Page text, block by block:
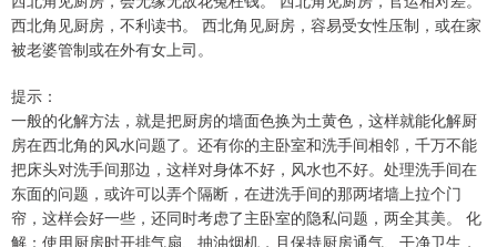
西北角见厨房，不利读书。 西北角见厨房，容易受女性压制，或在家
被老婆管制或在外有女上司。
提示：
一般的化解方法，就是把厨房的墙面色换为土黄色，这样就能化解厨
房在西北角的风水问题了。还有你的主卧室和洗手间相邻，千万不能
把床头对洗手间那边，这样对身体不好，风水也不好。处理洗手间在
东面的问题，或许可以弄个隔断，在进洗手间的那两堵墙上拉个门
帘，这样会好一些，还同时考虑了主卧室的隐私问题，两全其美。 化
解：使用厨房时开排气扇、抽油烟机，且保持厨房通气、干净卫生，